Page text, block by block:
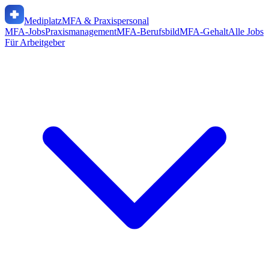
MediplatzMFA & Praxispersonal
MFA-JobsPraxismanagementMFA-BerufsbildMFA-GehaltAlle Jobs
Für Arbeitgeber